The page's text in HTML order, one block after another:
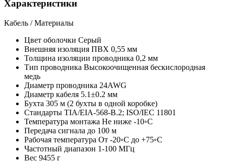
Характеристики
Кабель / Материалы
Цвет оболочки Серый
Внешняя изоляция ПВХ 0,55 мм
Толщина изоляции проводника 0,2 мм
Тип проводника Высокоочищенная бескислородная
медь
Диаметр проводника 24AWG
Диаметр кабеля 5.1±0.2 мм
Бухта 305 м (2 бухты в одной коробке)
Стандарты TIA/EIA-568-B.2; ISO/IEC 11801
Температура монтажа Не ниже -10◦С
Передача сигнала до 100 м
Рабочая температура От -20◦С до +75◦С
Частотный диапазон 1-100 МГц
Вес 9455 г